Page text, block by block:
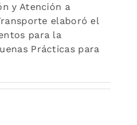
y Atención a
elaboró el
para la
Prácticas para